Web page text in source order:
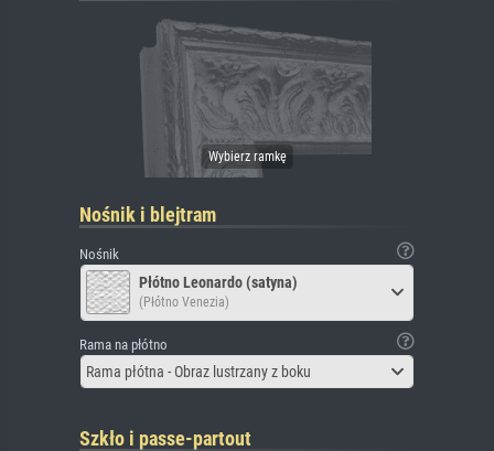
Nośnik i blejtram
Nośnik
Płótno Leonardo (satyna)
(Płótno Venezia)
Rama na płótno
Rama płótna - Obraz lustrzany z boku
Szkło i passe-partout